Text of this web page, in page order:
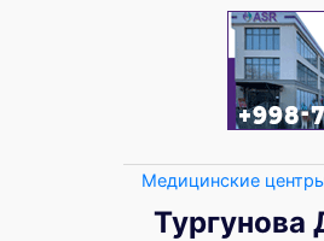
Медицинские
Тургунова